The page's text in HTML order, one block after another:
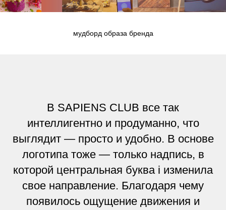
мудборд образа бренда
В SAPIENS CLUB все так
интеллигентно и продуманно, что
выглядит — просто и удобно. В основе
логотипа тоже — только надпись, в
которой центральная буква i изменила
свое направление. Благодаря чему
появилось ощущение движения и